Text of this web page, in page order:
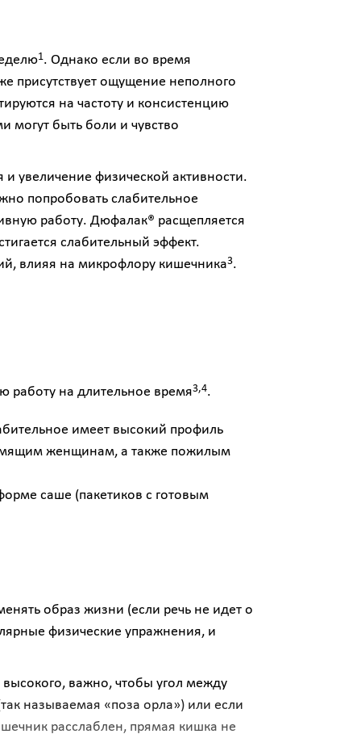
1. Однако если во время
присутствует ощущение неполного
на частоту и консистенцию
могут быть боли и чувство
увеличение физической активности.
попробовать слабительное
работу. Дюфалак® расщепляется
слабительный эффект.
влияя на микрофлору кишечника3.
работу на длительное время3,4.
имеет высокий профиль
женщинам, а также пожилым
саше (пакетиков с готовым
образ жизни (если речь не идет о
физические упражнения, и
важно, чтобы угол между
называемая «поза орла») или если
расслаблен, прямая кишка не